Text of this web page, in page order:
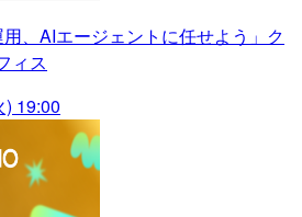
、AIエージェントに任せよう」ク
ィス
19:00